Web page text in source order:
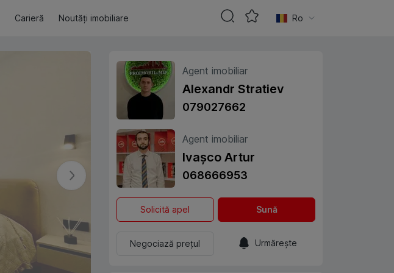
Agent imobiliar
Alexandr Stratiev
079027662
Agent imobiliar
Ivașco Artur
068666953
Solicită apel Sună
Negociază prețul Urmărește
Carieră Noutăți imobiliare Ro